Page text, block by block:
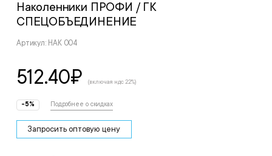
Наколенники ПРОФИ / ГК
СПЕЦОБЪЕДИНЕНИЕ
Артикул: НАК 004
512.40₽ (включая ндс 22%)
-5% Подробнее о скидках
Запросить оптовую цену